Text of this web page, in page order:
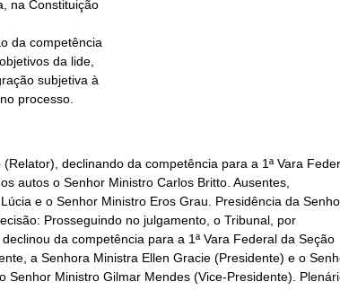
no processo.
declinando da competência para a 1ª Vara
autos o Senhor Ministro Carlos Britto. Ausentes,
e o Senhor Ministro Eros Grau. Presidência da
Prosseguindo no julgamento, o Tribunal, por
da competência para a 1ª Vara Federal da Seção
a Senhora Ministra Ellen Gracie (Presidente) e o
Senhor Ministro Gilmar Mendes (Vice-Presidente).